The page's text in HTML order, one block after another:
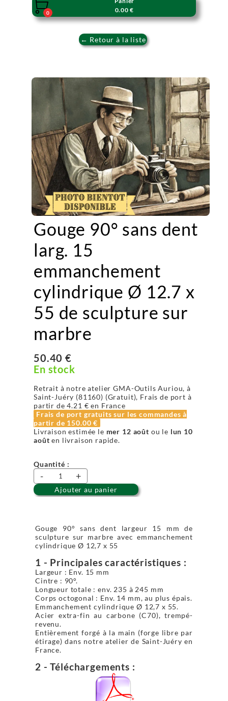

0
0.00 €
← Retour à la liste
Gouge 90° sans dent
larg. 15
emmanchement
cylindrique Ø 12.7 x
55 de sculpture sur
marbre
50.40 €
En stock
Retrait à notre atelier GMA-Outils Auriou, à
Saint-Juéry (81160) (Gratuit), Frais de port à
partir de4.21 € en France
Frais de port gratuits sur les commandes à
partir de 150.00 €
Livraison estimée le mer 12 août ou le lun 10
août en livraison rapide.
Quantité :
- +
Ajouter au panier
Gouge 90° sans dent largeur 15 mm de
sculpture sur marbre avec emmanchement
cylindrique Ø 12,7 x 55
1 - Principales caractéristiques :
Largeur : Env. 15 mm
Cintre : 90°.
Longueur totale : env. 235 à 245 mm
Corps octogonal : Env. 14 mm, au plus épais.
Emmanchement cylindrique Ø 12,7 x 55.
Acier extra-fin au carbone (C70), trempé-
revenu.
Entièrement forgé à la main (forge libre par
étirage) dans notre atelier de Saint-Juéry en
France.
2 - Téléchargements :